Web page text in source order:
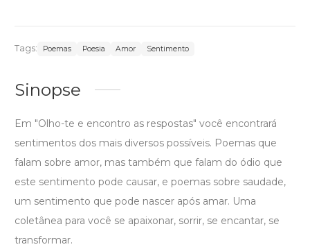
Tags: Poemas Poesia Amor Sentimento
Sinopse
Em "Olho-te e encontro as respostas" você encontrará
sentimentos dos mais diversos possíveis. Poemas que
falam sobre amor, mas também que falam do ódio que
este sentimento pode causar, e poemas sobre saudade,
um sentimento que pode nascer após amar. Uma
coletânea para você se apaixonar, sorrir, se encantar, se
transformar.